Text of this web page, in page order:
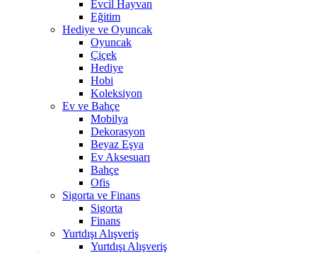
Evcil Hayvan
Eğitim
Hediye ve Oyuncak
Oyuncak
Çiçek
Hediye
Hobi
Koleksiyon
Ev ve Bahçe
Mobilya
Dekorasyon
Beyaz Eşya
Ev Aksesuarı
Bahçe
Ofis
Sigorta ve Finans
Sigorta
Finans
Yurtdışı Alışveriş
Yurtdışı Alışveriş